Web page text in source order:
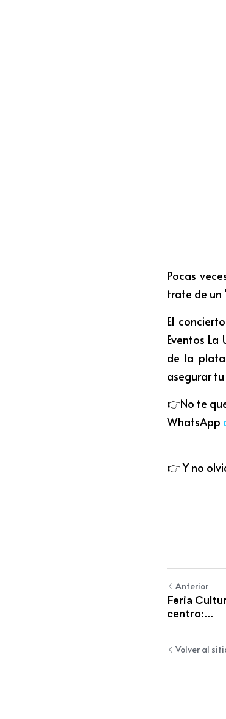
Pocas
trate de un
El
Eventos
de la
asegurar
👉No te
WhatsApp
👉 Y no
Anterior
Feria
centro:...
Volver al